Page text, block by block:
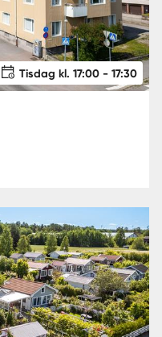
Tisdag kl. 17:00 - 17:30